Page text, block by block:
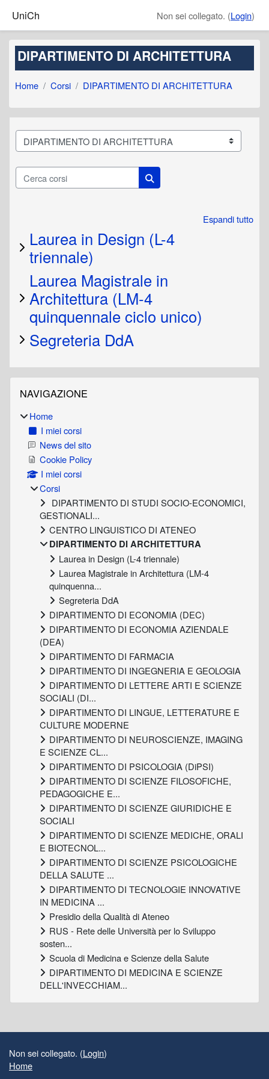
UniCh Non sei collegato. (Login)
DIPARTIMENTO DI ARCHITETTURA
Home Corsi DIPARTIMENTO DI ARCHITETTURA
Categorie di corso
Cerca corsi
Cerca corsi
Espandi tutto
Laurea in Design (L-4
triennale)
Laurea Magistrale in
Architettura (LM-4
quinquennale ciclo unico)
Segreteria DdA
Blocchi
NAVIGAZIONE
Home
I miei corsi
News del sito
Cookie Policy
I miei corsi
Corsi
DIPARTIMENTO DI STUDI SOCIO-ECONOMICI,
GESTIONALI...
CENTRO LINGUISTICO DI ATENEO
DIPARTIMENTO DI ARCHITETTURA
Laurea in Design (L-4 triennale)
Laurea Magistrale in Architettura (LM-4
quinquenna...
Segreteria DdA
DIPARTIMENTO DI ECONOMIA (DEC)
DIPARTIMENTO DI ECONOMIA AZIENDALE
(DEA)
DIPARTIMENTO DI FARMACIA
DIPARTIMENTO DI INGEGNERIA E GEOLOGIA
DIPARTIMENTO DI LETTERE ARTI E SCIENZE
SOCIALI (DI...
DIPARTIMENTO DI LINGUE, LETTERATURE E
CULTURE MODERNE
DIPARTIMENTO DI NEUROSCIENZE, IMAGING
E SCIENZE CL...
DIPARTIMENTO DI PSICOLOGIA (DiPSI)
DIPARTIMENTO DI SCIENZE FILOSOFICHE,
PEDAGOGICHE E...
DIPARTIMENTO DI SCIENZE GIURIDICHE E
SOCIALI
DIPARTIMENTO DI SCIENZE MEDICHE, ORALI
E BIOTECNOL...
DIPARTIMENTO DI SCIENZE PSICOLOGICHE
DELLA SALUTE ...
DIPARTIMENTO DI TECNOLOGIE INNOVATIVE
IN MEDICINA ...
Presidio della Qualità di Ateneo
RUS - Rete delle Università per lo Sviluppo
sosten...
Scuola di Medicina e Scienze della Salute
DIPARTIMENTO DI MEDICINA E SCIENZE
DELL'INVECCHIAM...
Blocchi supplementari
Non sei collegato. (Login)
Home